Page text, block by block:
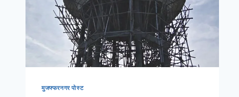
मुजफ्फरनगर पोस्ट